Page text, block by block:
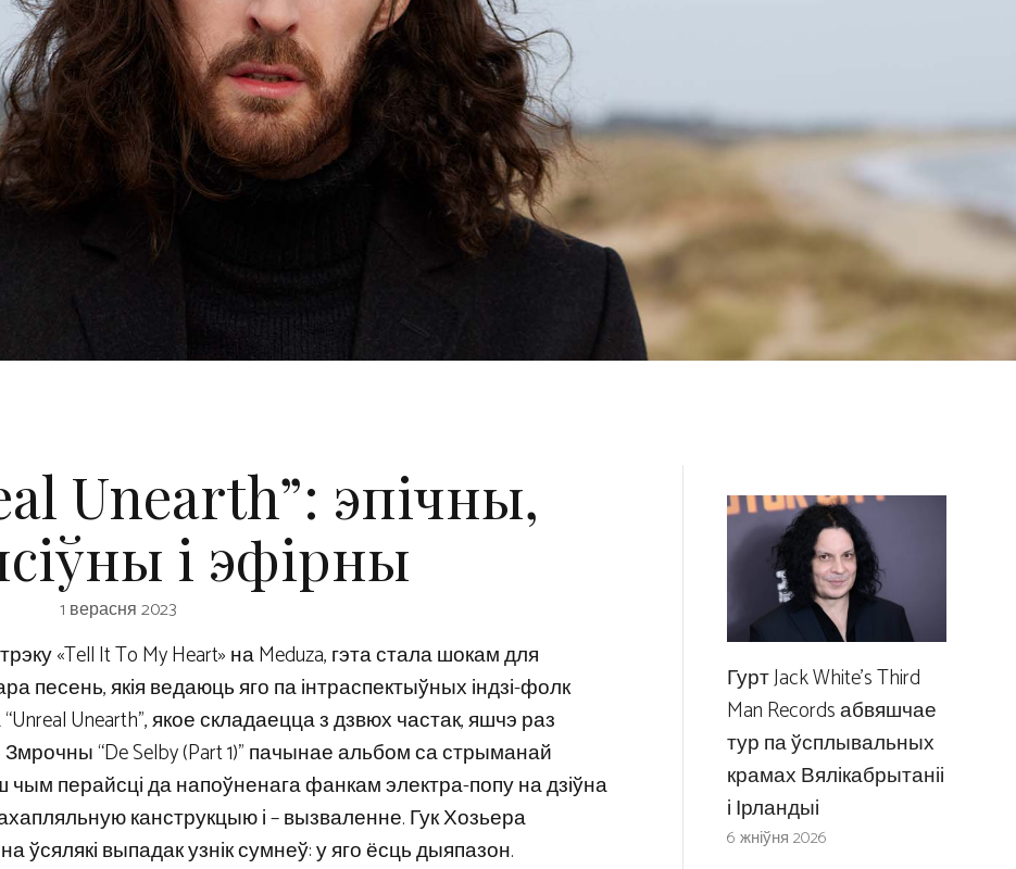
Unearth”: эпічны,
і эфірны
1 верасня 2023
«Tell It To My Heart» на Meduza, гэта стала шокам для
песень, якія ведаюць яго па інтраспектыўных індзі-фолк
Unearth”, якое складаецца з дзвюх частак, яшчэ раз
“De Selby (Part 1)” пачынае альбом са стрыманай
перайсці да напоўненага фанкам электра-попу на дзіўна
канструкцыю і – вызваленне. Гук Хозьера
ўсялякі выпадак узнік сумнеў: у яго ёсць дыяпазон.
Гурт Jack White’s Third
Man Records абвяшчае
тур па ўсплывальных
крамах Вялікабрытаніі
і Ірландыі
6 жніўня 2026